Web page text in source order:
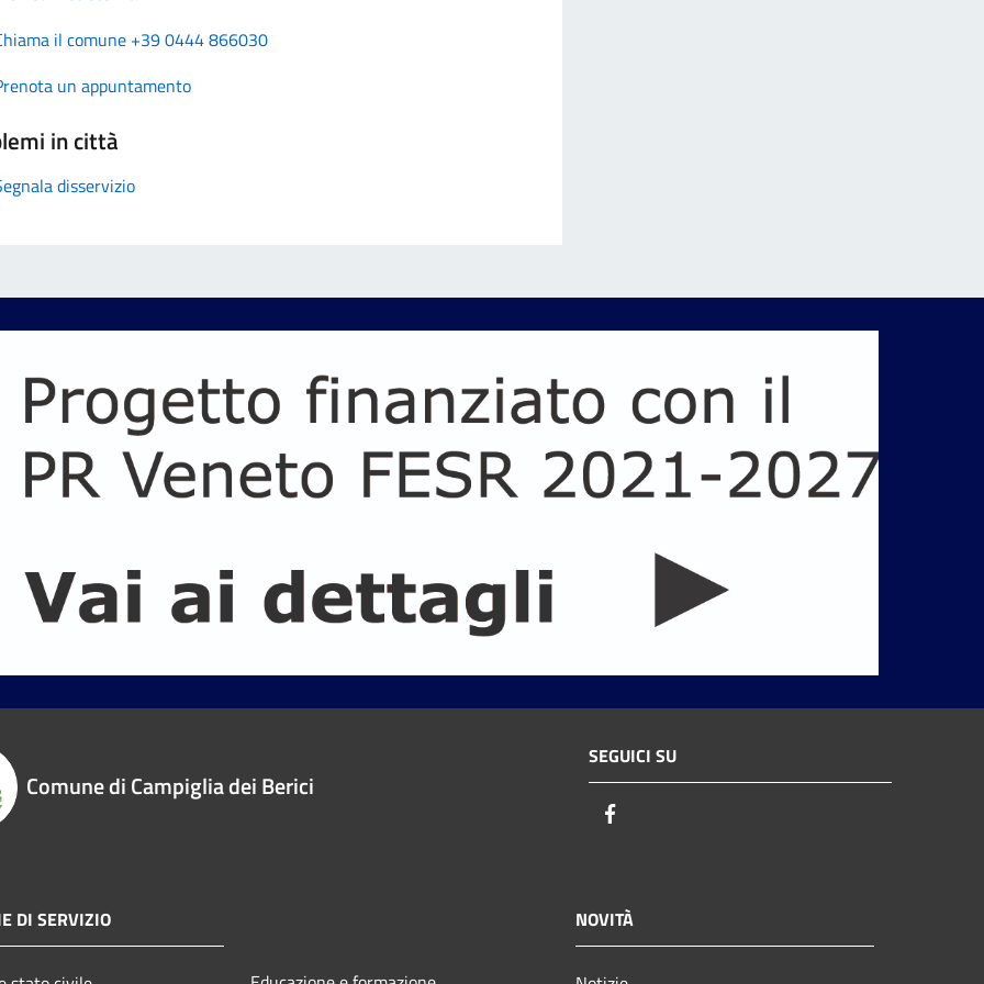
il comune +39 0444 866030
un appuntamento
in città
disservizio
Comune di Campiglia dei Berici
SEGUICI SU
DI SERVIZIO NOVITÀ